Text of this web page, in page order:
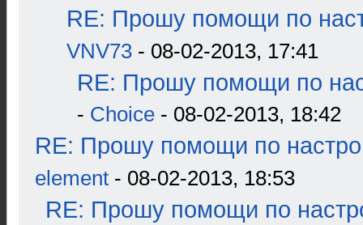
RE: Прошу помощи по
VNV73 - 08-02-2013, 17:41
RE: Прошу помощи по
- Choice - 08-02-2013, 18:42
RE: Прошу помощи по
element - 08-02-2013, 18:53
RE: Прошу помощи по